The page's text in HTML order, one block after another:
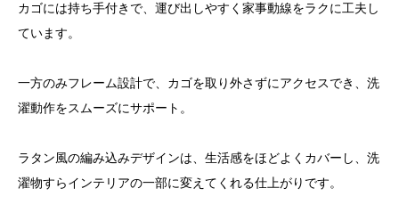
カゴには持ち手付きで、運び出しやすく家事動線をラクに工夫し
ています。
一方のみフレーム設計で、カゴを取り外さずにアクセスでき、洗
濯動作をスムーズにサポート。
ラタン風の編み込みデザインは、生活感をほどよくカバーし、洗
濯物すらインテリアの一部に変えてくれる仕上がりです。